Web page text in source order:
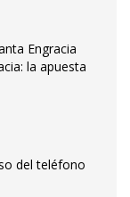
Engracia
la apuesta
del teléfono